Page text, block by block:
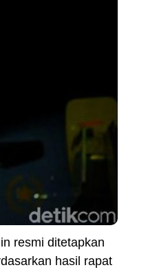
resmi ditetapkan
hasil rapat